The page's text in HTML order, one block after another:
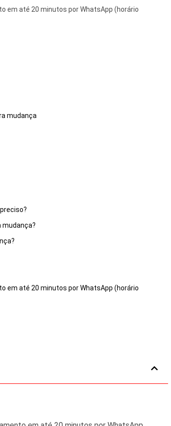
em até 20 minutos por WhatsApp (horário
mudança
mudança?
em até 20 minutos por WhatsApp (horário